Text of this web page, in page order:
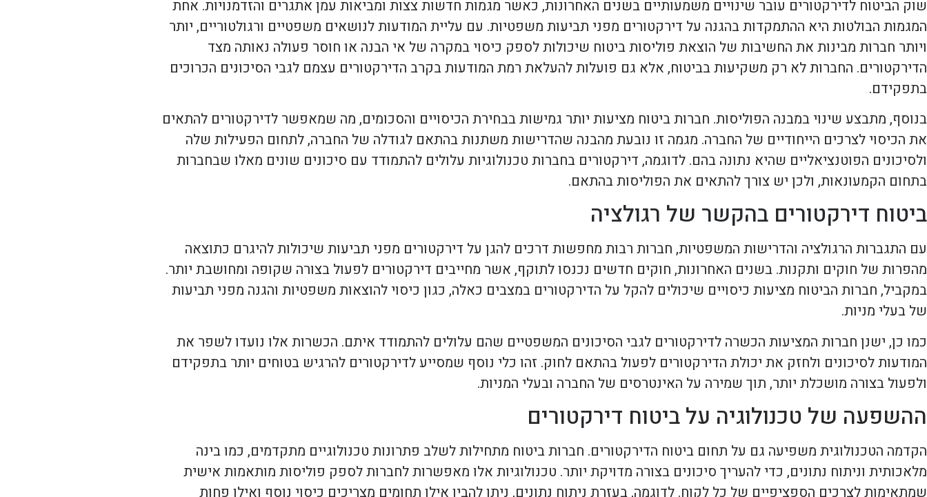
שוק הביטוח לדירקטורים עובר שינויים משמעותיים בשנים האחרונות, כאשר מגמות חדשות צצות ומביאות עמן אתגרים והזדמנויות. אחת
המגמות הבולטות היא ההתמקדות בהגנה על דירקטורים מפני תביעות משפטיות. עם עליית המודעות לנושאים משפטיים ורגולטוריים, יותר
ויותר חברות מבינות את החשיבות של הוצאת פוליסות ביטוח שיכולות לספק כיסוי במקרה של אי הבנה או חוסר פעולה נאותה מצד
הדירקטורים. החברות לא רק משקיעות בביטוח, אלא גם פועלות להעלאת רמת המודעות בקרב הדירקטורים עצמם לגבי הסיכונים הכרוכים
בתפקידם.
בנוסף, מתבצע שינוי במבנה הפוליסות. חברות ביטוח מציעות יותר גמישות בבחירת הכיסויים והסכומים, מה שמאפשר לדירקטורים להתאים
את הכיסוי לצרכים הייחודיים של החברה. מגמה זו נובעת מהבנה שהדרישות משתנות בהתאם לגודלה של החברה, לתחום הפעילות שלה
ולסיכונים הפוטנציאליים שהיא נתונה בהם. לדוגמה, דירקטורים בחברות טכנולוגיות עלולים להתמודד עם סיכונים שונים מאלו שבחברות
בתחום הקמעונאות, ולכן יש צורך להתאים את הפוליסות בהתאם.
ביטוח דירקטורים בהקשר של רגולציה
עם התגברות הרגולציה והדרישות המשפטיות, חברות רבות מחפשות דרכים להגן על דירקטורים מפני תביעות שיכולות להיגרם כתוצאה
מהפרות של חוקים ותקנות. בשנים האחרונות, חוקים חדשים נכנסו לתוקף, אשר מחייבים דירקטורים לפעול בצורה שקופה ומחושבת יותר.
במקביל, חברות הביטוח מציעות כיסויים שיכולים להקל על הדירקטורים במצבים כאלה, כגון כיסוי להוצאות משפטיות והגנה מפני תביעות
של בעלי מניות.
כמו כן, ישנן חברות המציעות הכשרה לדירקטורים לגבי הסיכונים המשפטיים שהם עלולים להתמודד איתם. הכשרות אלו נועדו לשפר את
המודעות לסיכונים ולחזק את יכולת הדירקטורים לפעול בהתאם לחוק. זהו כלי נוסף שמסייע לדירקטורים להרגיש בטוחים יותר בתפקידם
ולפעול בצורה מושכלת יותר, תוך שמירה על האינטרסים של החברה ובעלי המניות.
ההשפעה של טכנולוגיה על ביטוח דירקטורים
הקדמה הטכנולוגית משפיעה גם על תחום ביטוח הדירקטורים. חברות ביטוח מתחילות לשלב פתרונות טכנולוגיים מתקדמים, כמו בינה
מלאכותית וניתוח נתונים, כדי להעריך סיכונים בצורה מדויקת יותר. טכנולוגיות אלו מאפשרות לחברות לספק פוליסות מותאמות אישית
שמתאימות לצרכים הספציפיים של כל לקוח. לדוגמה, בעזרת ניתוח נתונים, ניתן להבין אילו תחומים מצריכים כיסוי נוסף ואילו פחות